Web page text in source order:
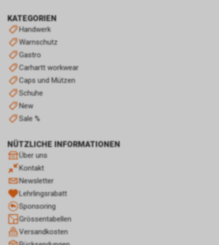
KATEGORIEN
Handwerk
Warnschutz
Gastro
Carhartt workwear
Caps und Mützen
Schuhe
New
Sale %
NÜTZLICHE INFORMATIONEN
Über uns
Kontakt
Newsletter
Lehrlingsrabatt
Sponsoring
Grössentabellen
Versandkosten
Einstellungen Ihres Internet-